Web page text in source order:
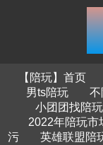
【陪玩】首页
男ts陪玩
不
小团团找陪玩
2022年陪玩市
污
英雄联盟陪